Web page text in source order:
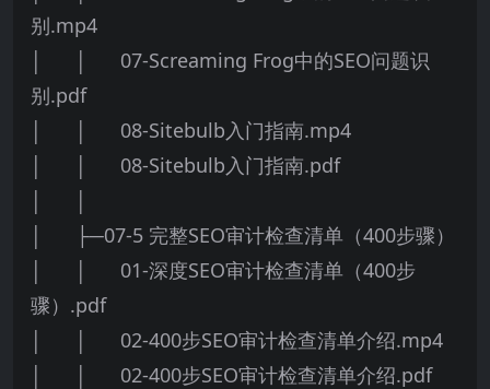
别.mp4
│ │ 07-Screaming Frog中的SEO问题识
别.pdf
│ │ 08-Sitebulb入门指南.mp4
│ │ 08-Sitebulb入门指南.pdf
│ ├─07-5 完整SEO审计检查清单（400步骤）
│ │ 01-深度SEO审计检查清单（400步
骤）.pdf
│ │ 02-400步SEO审计检查清单介绍.mp4
│ │ 02-400步SEO审计检查清单介绍.pdf